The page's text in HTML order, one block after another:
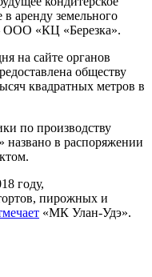
аренду земельного
ООО «КЦ «Березка».
на сайте органов
обществу
квадратных метров в
по производству
названо в распоряжении
году,
пирожных и
«МК Улан-Удэ».